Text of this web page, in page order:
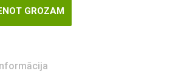
GROZAM